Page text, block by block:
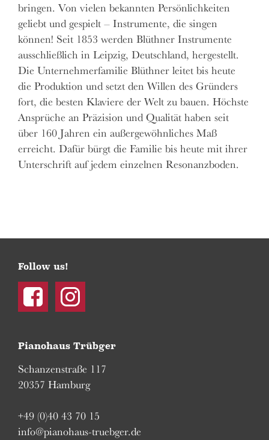
bringen. Von vielen bekannten Persönlichkeiten
geliebt und gespielt – Instrumente, die singen
können! Seit 1853 werden Blüthner Instrumente
ausschließlich in Leipzig, Deutschland, hergestellt.
Die Unternehmerfamilie Blüthner leitet bis heute
die Produktion und setzt den Willen des Gründers
fort, die besten Klaviere der Welt zu bauen. Höchste
Ansprüche an Präzision und Qualität haben seit
über 160 Jahren ein außergewöhnliches Maß
erreicht. Dafür bürgt die Familie bis heute mit ihrer
Unterschrift auf jedem einzelnen Resonanzboden.
Pianohaus Trübger
Schanzenstraße 117
20357 Hamburg
+49 (0)40 43 70 15
info@pianohaus-truebger.de
Follow us!
Facebook Instagram